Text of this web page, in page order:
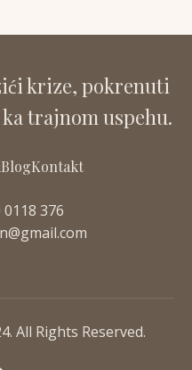
krize, pokrenuti
trajnom uspehu.
BlogKontakt
0118 376
All Rights Reserved.